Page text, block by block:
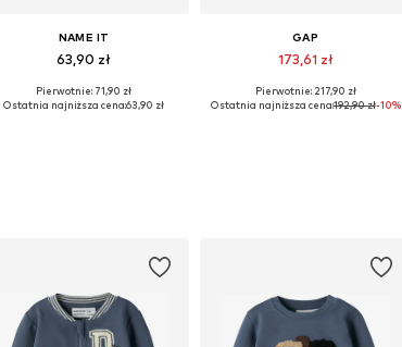
NAME IT
63,90 zł
Dostępne w różnych rozmiarach
Pierwotnie: 71,90 zł
Ostatnia najniższa cena:63,90 zł
GAP
173,61 zł
Dostępne w różnych rozmiarach
Pierwotnie: 217,90 zł
Ostatnia najniższa cena:192,90 zł-10%